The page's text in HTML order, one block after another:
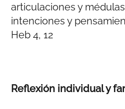
articulaciones y
intenciones y
Heb 4, 12
Reflexión individual y